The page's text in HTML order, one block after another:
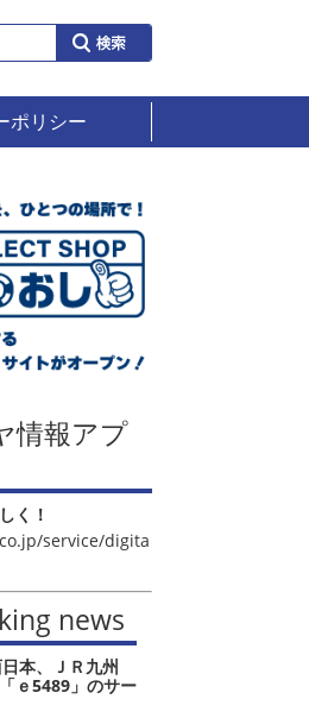
ポリシー
情報アプ
く！
service/digita
news
本、ＪＲ九州
ｅ5489」のサー